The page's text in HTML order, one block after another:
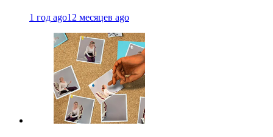
1 год ago12 месяцев ago